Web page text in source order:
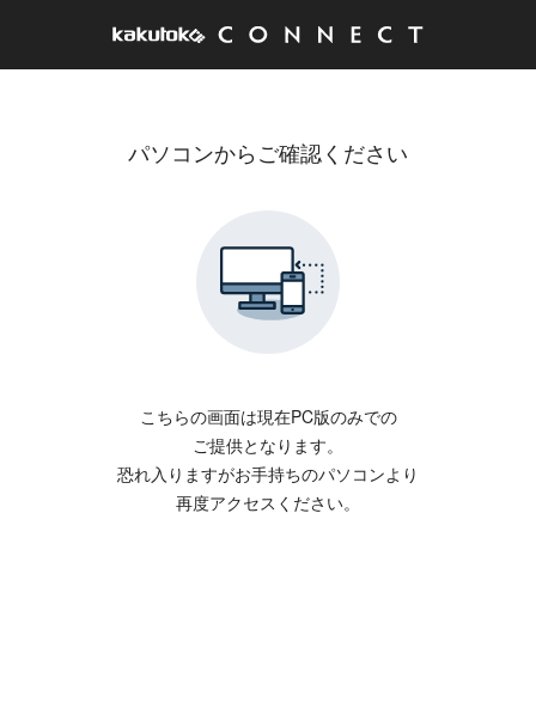
パソコンからご確認ください
こちらの画面は現在PC版のみでの
ご提供となります。
恐れ入りますがお手持ちのパソコンより
再度アクセスください。